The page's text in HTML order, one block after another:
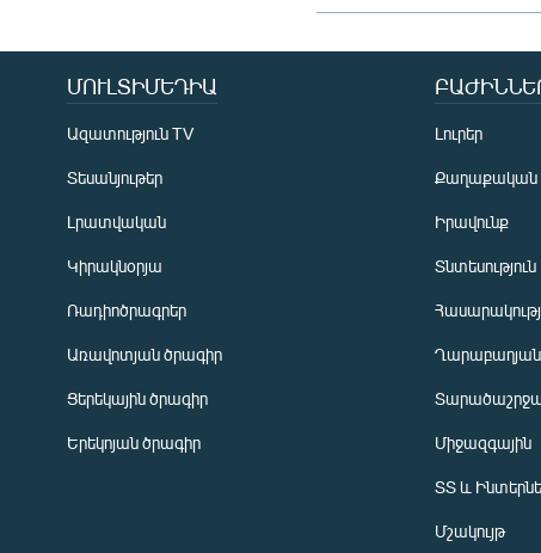
ՄՈՒԼՏԻՄԵԴԻԱ
Ազատություն TV
Տեսանյութեր
Լրատվական
Կիրակնօրյա
Ռադիոծրագրեր
Առավոտյան ծրագիր
Ցերեկային ծրագիր
Երեկոյան ծրագիր
Լուրեր
Քաղաքական
Իրավունք
Տնտեսություն
Միջազգային
ՏՏ և
Մշակույթ